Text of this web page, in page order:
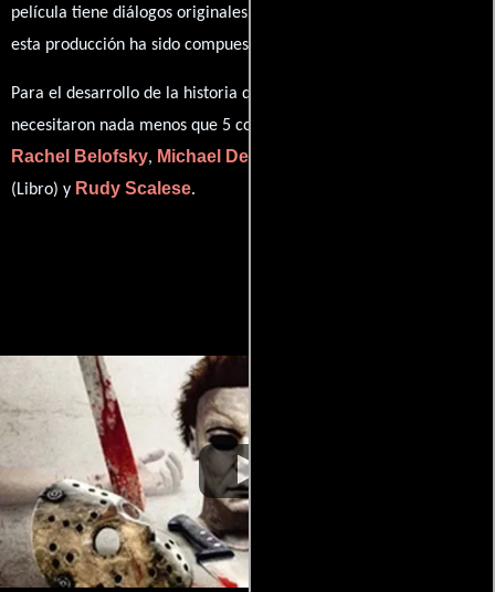
película tiene diálogos originales en
esta producción ha sido compuesta por
Para el desarrollo de la historia que cuenta esta obra, se
necesitaron nada menos que 5 colaboraciones.
Rachel Belofsky, Michael Derek Bohusz
(Libro) y Rudy Scalese.